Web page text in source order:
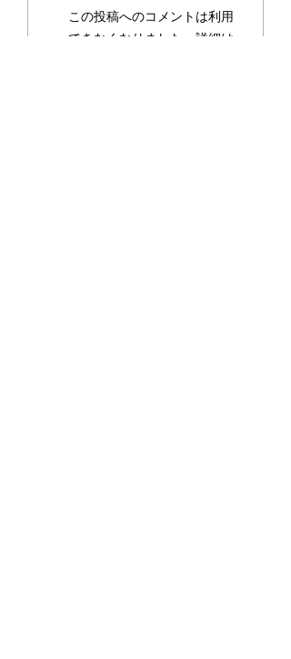
イジングは、健康を維持す
る方法のもう 1 つの方法に
この投稿へのコメントは利用
できなくなりました。詳細は